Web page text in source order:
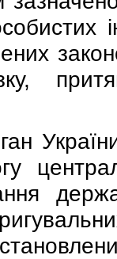
України